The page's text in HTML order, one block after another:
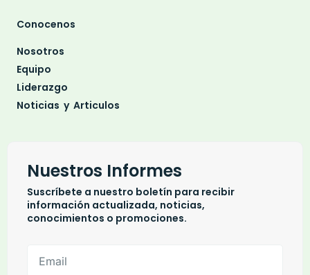
Conocenos
Nosotros
Equipo
Liderazgo
Noticias y Articulos
Nuestros Informes
Suscríbete a nuestro boletín para recibir
información actualizada, noticias,
conocimientos o promociones.